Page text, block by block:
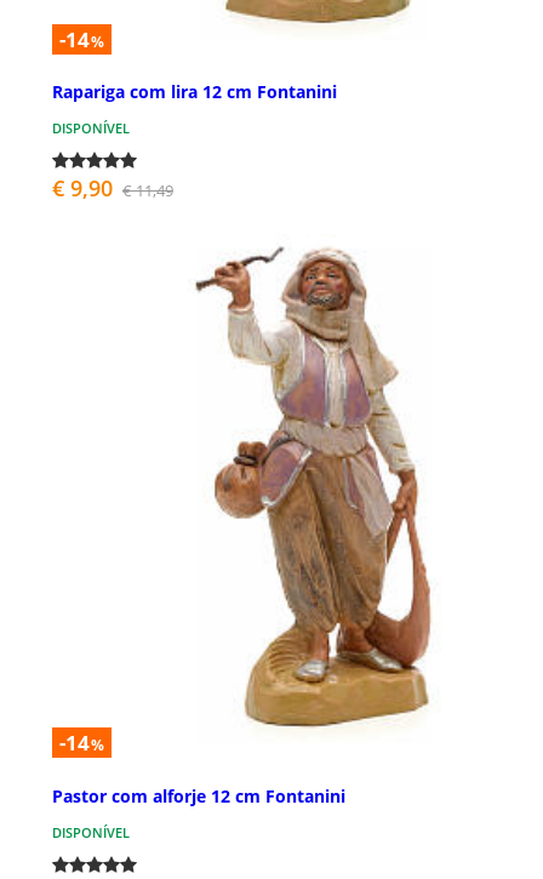
-14%
Rapariga com lira 12 cm Fontanini
DISPONÍVEL
€ 9,90 € 11,49
-14%
Pastor com alforje 12 cm Fontanini
DISPONÍVEL